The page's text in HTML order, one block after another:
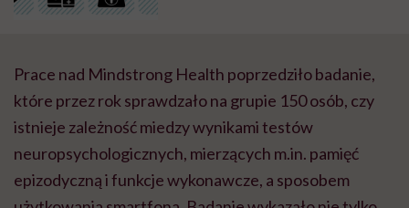
Prace nad Mindstrong Health poprzedziło badanie,
które przez rok sprawdzało na grupie 150 osób, czy
istnieje zależność miedzy wynikami testów
neuropsychologicznych, mierzących m.in. pamięć
epizodyczną i funkcje wykonawcze, a sposobem